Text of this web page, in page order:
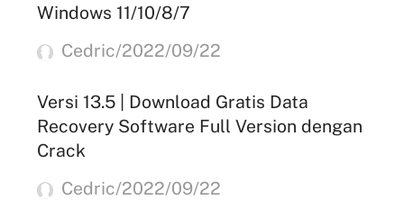
Windows 11/10/8/7
Cedric/2022/09/22
Versi 13.5 | Download Gratis Data
Recovery Software Full Version dengan
Crack
Cedric/2022/09/22